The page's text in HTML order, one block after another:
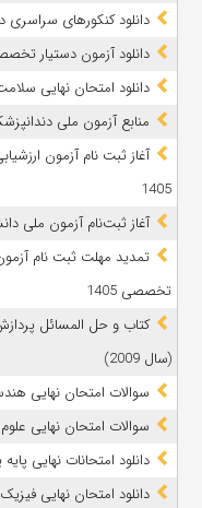
دانلود کنکورهای سراسری داخل
دانلود آزمون دستیار تخصصی پزشکی
دانلود امتحان نهایی سلامت و
ﻣﻨﺎﺑﻊ آزﻣﻮن ﻣﻠﯽ دندانپزشکی سال 1405
آغاز ثبت نام آزمون‌
1405
آغاز ثبت‌نام آزمون ملی
تمدید مهلت ثبت نام
تخصصی 1405
(سال 2009)
سوالات امتحان نهایی هندسه 3 سال دوازدهم (1397 تا
سوالات امتحان نهایی علوم و فنون ادبی 3
دانلود امتحانات نهایی پایه
دانلود امتحان نهایی فیزیک 3 پایه دوازدهم تیر 1405 + پاسخ